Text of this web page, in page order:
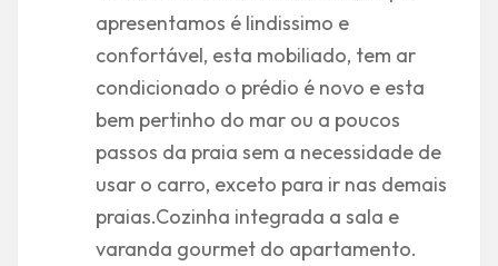
apresentamos é lindissimo e
confortável, esta mobiliado, tem ar
condicionado o prédio é novo e esta
bem pertinho do mar ou a poucos
passos da praia sem a necessidade de
usar o carro, exceto para ir nas demais
praias.Cozinha integrada a sala e
varanda gourmet do apartamento.